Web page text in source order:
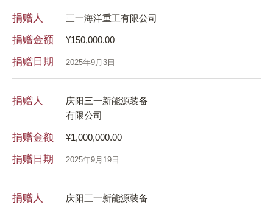
捐赠人 三一海洋重工有限公司
捐赠金额 ¥150,000.00
捐赠日期 2025年9月3日
捐赠人
庆阳三一新能源装备
有限公司
捐赠金额 ¥1,000,000.00
捐赠日期 2025年9月19日
捐赠人
庆阳三一新能源装备